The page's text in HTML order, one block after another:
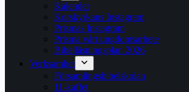
Kalender
Korskyrkans Instagram
Prismas Instagram
Prisma vårt ungdomsarbete
Bibelläsningsplan 2026
Verksamhet
Församlingsbibelskolan
11-kaffet